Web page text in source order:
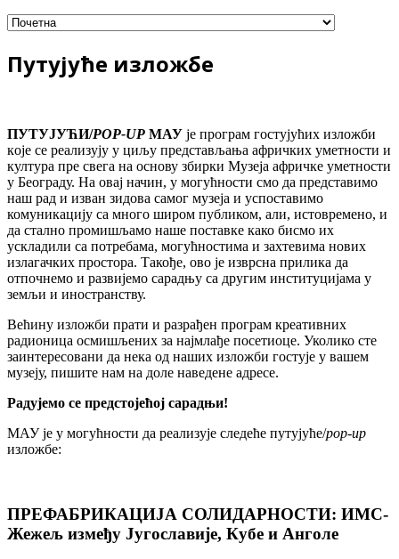
Путујуће изложбе
ПУТУЈУЋИ/POP-UP МАУ je прoгрaм гoстуjућих излoжби
кojе сe реализују у циљу представљања афричких уметности и
култура пре свега на основу збирки Музеја афричке уметности
у Београду. На овај начин, у могућности смо да представимо
наш рад и изван зидова самог музеја и успоставимо
комуникацију са много широм публиком, али, истовремено, и
да стално промишљамо наше поставке како бисмо их
ускладили са потребама, могућностима и захтевима нових
излагачких простора. Такође, ово је изврсна прилика да
отпочнемо и развијемо сарадњу са другим институцијама у
земљи и иностранству.
Већину изложби прати и разрађен програм креативних
радионица осмишљених за најмлађе посетиоце. Уколико сте
заинтересовани да нека од наших изложби гостује у вашем
музеју, пишитe нaм нa доле наведене адресе.
Радујемо се предстојећој сарадњи!
МАУ је у могућности да реализује следеће путујуће/pоp-up
изложбе:
ПРЕФАБРИКАЦИЈА СОЛИДАРНОСТИ: ИМС-
Жежељ између Југославије, Кубе и Анголе